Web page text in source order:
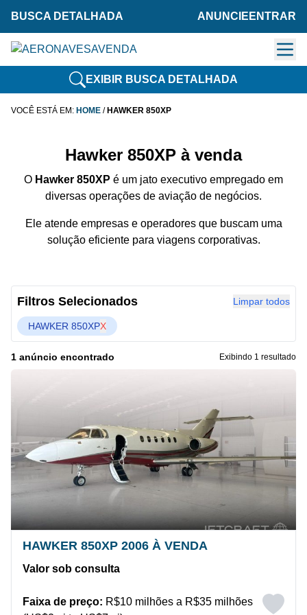
BUSCA DETALHADA ANUNCIE ENTRAR
EXIBIR BUSCA DETALHADA
VOCÊ ESTÁ EM: HOME / HAWKER 850XP
Hawker 850XP à venda
O Hawker 850XP é um jato executivo empregado em
diversas operações de aviação de negócios.
Ele atende empresas e operadores que buscam uma
solução eficiente para viagens corporativas.
Filtros Selecionados Limpar todos
HAWKER 850XPX
1 anúncio encontrado Exibindo 1 resultado
HAWKER 850XP 2006 À VENDA
Valor sob consulta
Faixa de preço: R$10 milhões a R$35 milhões